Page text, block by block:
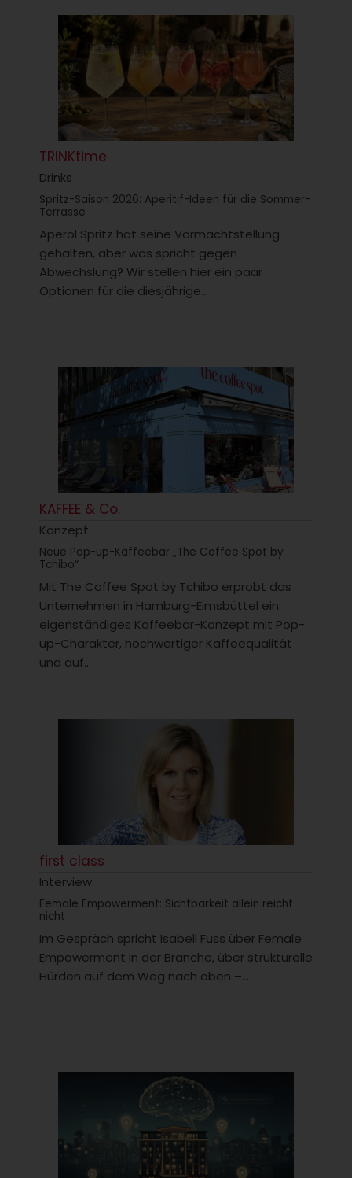
TRINKtime
Drinks
Spritz-Saison 2026: Aperitif-Ideen für die Sommer-
Terrasse
Aperol Spritz hat seine Vormachtstellung
gehalten, aber was spricht gegen
Abwechslung? Wir stellen hier ein paar
Optionen für die diesjährige...
KAFFEE & Co.
Konzept
Neue Pop-up-Kaffeebar „The Coffee Spot by
Tchibo“
Mit The Coffee Spot by Tchibo erprobt das
Unternehmen in Hamburg-Eimsbüttel ein
eigenständiges Kaffeebar-Konzept mit Pop-
up-Charakter, hochwertiger Kaffeequalität
und auf...
first class
Interview
Female Empowerment: Sichtbarkeit allein reicht
nicht
Im Gespräch spricht Isabell Fuss über Female
Empowerment in der Branche, über strukturelle
Hürden auf dem Weg nach oben –...